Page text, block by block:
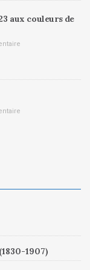
aux couleurs de
1907)